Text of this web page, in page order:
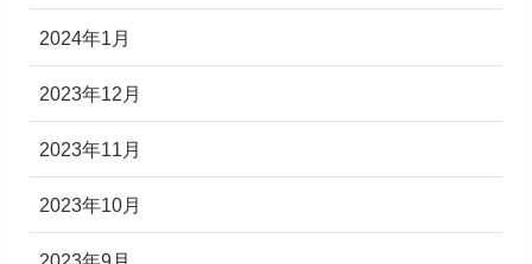
2024年1月
2023年12月
2023年11月
2023年10月